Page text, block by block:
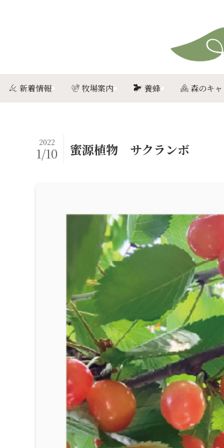
新着情報 牧場案内 養蜂 森のキ
蜜源植物 サクランボ
2022
1/10